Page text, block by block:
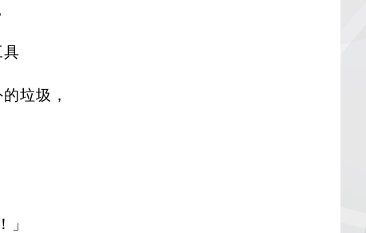
具
垃圾，
」